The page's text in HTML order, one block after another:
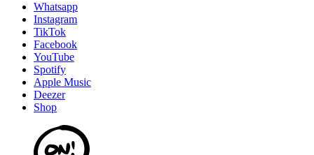
Whatsapp
Instagram
TikTok
Facebook
YouTube
Spotify
Apple Music
Deezer
Shop